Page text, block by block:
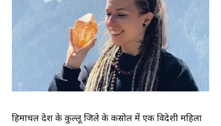
हिमाचल प्रदेश के कुल्लू जिले के कसोल में एक विदेशी महिला